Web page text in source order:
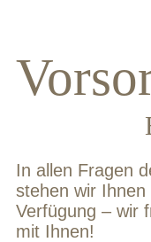
In allen Fragen
stehen wir
Verfügung – wir
mit Ihnen!